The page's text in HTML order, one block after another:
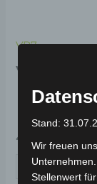
VB7
VB7
49,00
IN
Stand:
Wir freuen
Stellenwert